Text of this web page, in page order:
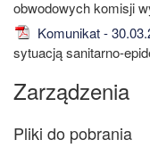
obwodowych komisji
Komunikat -
sytuacją sanitarno-
Zarządzenia